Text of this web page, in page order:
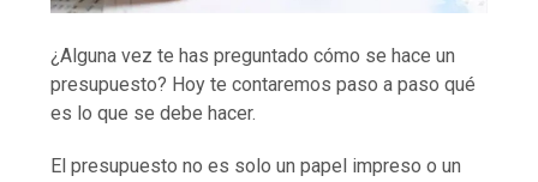
¿Alguna vez te has preguntado cómo se hace un
presupuesto? Hoy te contaremos paso a paso qué
es lo que se debe hacer.
El presupuesto no es solo un papel impreso o un